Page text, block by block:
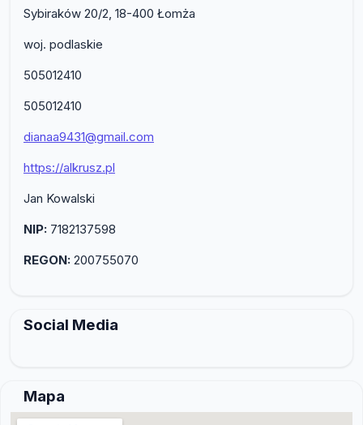
Sybiraków 20/2, 18-400 Łomża
woj. podlaskie
505012410
505012410
dianaa9431@gmail.com
https://alkrusz.pl
Jan Kowalski
NIP: 7182137598
REGON: 200755070
Social Media
Mapa